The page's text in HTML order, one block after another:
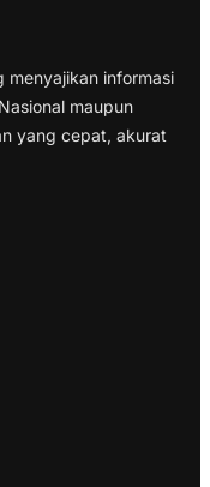
menyajikan informasi
maupun
yang cepat, akurat